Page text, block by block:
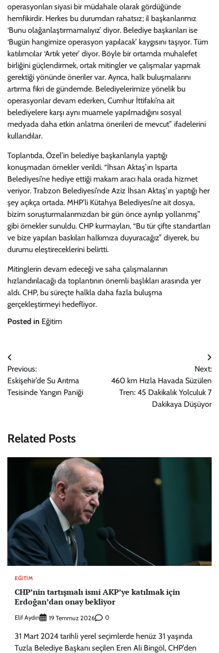
operasyonları siyasi bir müdahale olarak gördüğünde
hemfikirdir. Herkes bu durumdan rahatsız; il başkanlarımız
‘Bunu olağanlaştırmamalıyız’ diyor. Belediye başkanları ise
‘Bugün hangimize operasyon yapılacak’ kaygısını taşıyor. Tüm
katılımcılar ‘Artık yeter’ diyor. Böyle bir ortamda muhalefet
birliğini güçlendirmek, ortak mitingler ve çalışmalar yapmak
gerektiği yönünde öneriler var. Ayrıca, halk buluşmalarını
artırma fikri de gündemde. Belediyelerimize yönelik bu
operasyonlar devam ederken, Cumhur İttifakı’na ait
belediyelere karşı aynı muamele yapılmadığını sosyal
medyada daha etkin anlatma önerileri de mevcut” ifadelerini
kullandılar.
Toplantıda, Özel’in belediye başkanlarıyla yaptığı
konuşmadan örnekler verildi. “İhsan Aktaş’ın Isparta
Belediyesi’ne hediye ettiği makam aracı hala orada hizmet
veriyor. Trabzon Belediyesi’nde Aziz İhsan Aktaş’ın yaptığı her
şey açıkça ortada. MHP’li Kütahya Belediyesi’ne ait dosya,
bizim soruşturmalarımızdan bir gün önce ayrılıp yollanmış”
gibi örnekler sunuldu. CHP kurmayları, “Bu tür çifte standartları
ve bize yapılan baskıları halkımıza duyuracağız” diyerek, bu
durumu eleştireceklerini belirtti.
Mitinglerin devam edeceği ve saha çalışmalarının
hızlandırılacağı da toplantının önemli başlıkları arasında yer
aldı. CHP, bu süreçte halkla daha fazla buluşma
gerçekleştirmeyi hedefliyor.
Posted in Eğitim
Yazı
gezinmesi
Previous:
Eskişehir’de Su Arıtma
Tesisinde Yangın Paniği
Next:
460 km Hızla Havada Süzülen
Tren: 45 Dakikalık Yolculuk 7
Dakikaya Düşüyor
Related Posts
EĞITIM
CHP’nin tartışmalı ismi AKP’ye katılmak için
Erdoğan’dan onay bekliyor
Elif Aydın 19 Temmuz 2026 0
31 Mart 2024 tarihli yerel seçimlerde henüz 31 yaşında
Tuzla Belediye Başkanı seçilen Eren Ali Bingöl, CHP’den